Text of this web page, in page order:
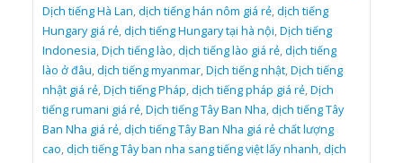
Dịch tiếng Hà Lan,dịch tiếng hán nôm giá rẻ,dịch tiếng
Hungary giá rẻ,dịch tiếng Hungary tại hà nội,Dịch tiếng
Indonesia,Dịch tiếng lào,dịch tiếng lào giá rẻ,dịch tiếng
lào ở đâu,dịch tiếng myanmar,Dịch tiếng nhật,Dịch tiếng
nhật giá rẻ,Dịch tiếng Pháp,dịch tiếng pháp giá rẻ,Dịch
tiếng rumani giá rẻ,Dịch tiếng Tây Ban Nha,dịch tiếng Tây
Ban Nha giá rẻ,dịch tiếng Tây Ban Nha giá rẻ chất lượng
cao,dịch tiếng Tây ban nha sang tiếng việt lấy nhanh,dịch